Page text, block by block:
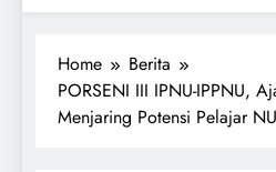
Home
Berita
PORSENI III IPNU-IPPNU,
Menjaring Potensi Pelajar